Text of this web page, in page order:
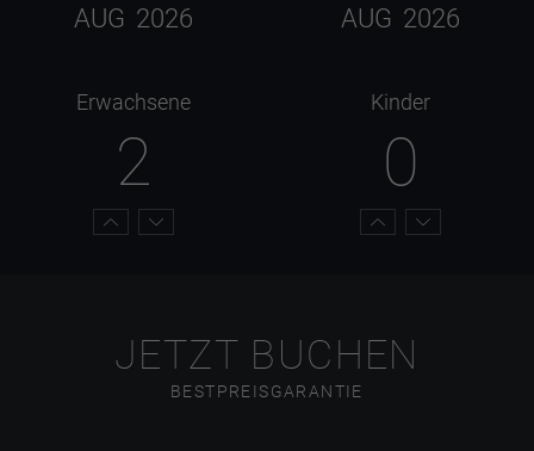
AUG 2026 AUG 2026
Erwachsene
2
Kinder
0
JETZT BUCHEN
BESTPREISGARANTIE